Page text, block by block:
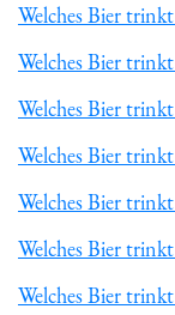
Welches Bier
Welches Bier
Welches Bier
Welches Bier
Welches Bier
Welches Bier
Welches Bier